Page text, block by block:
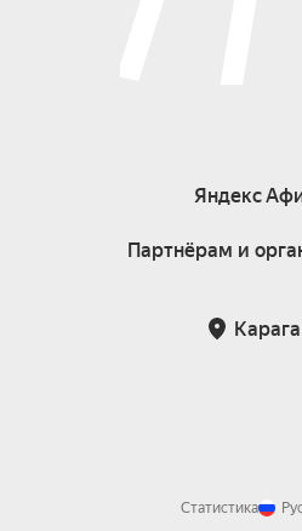
Яндекс
Возврат
Партнёрам и
Статистика